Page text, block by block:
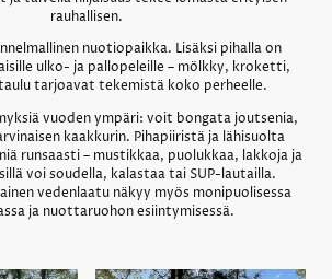
rauhallisen.
nuotiopaikka. Lisäksi pihalla on
ulko- ja pallopeleille – mölkky, kroketti,
tarjoavat tekemistä koko perheelle.
vuoden ympäri: voit bongata joutsenia,
kaakkurin. Pihapiiristä ja lähisuolta
runsaasti – mustikkaa, puolukkaa, lakkoja ja
voi soudella, kalastaa tai SUP-lautailla.
vedenlaatu näkyy myös monipuolisessa
ja nuottaruohon esiintymisessä.